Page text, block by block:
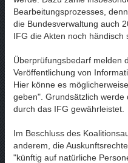
Bearbeitungsprozesses,
die Bundesverwaltung auch
IFG die Akten noch händisch
Überprüfungsbedarf melden
Veröffentlichung von
Hier könne es
geben". Grundsätzlich
durch das IFG gewährleistet.
Im Beschluss des
anderem, die
"künftig auf natürliche